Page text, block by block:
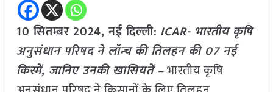
10 सितम्बर 2024, नई दिल्ली: ICAR- भारतीय कृषि
अनुसंधान परिषद ने लॉन्च की तिलहन की 07 नई
किस्में, जानिए उनकी खासियतें –भारतीय कृषि